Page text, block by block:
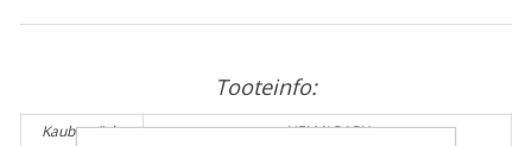
Tooteinfo:
Kaubamärk:
HELMI BABY